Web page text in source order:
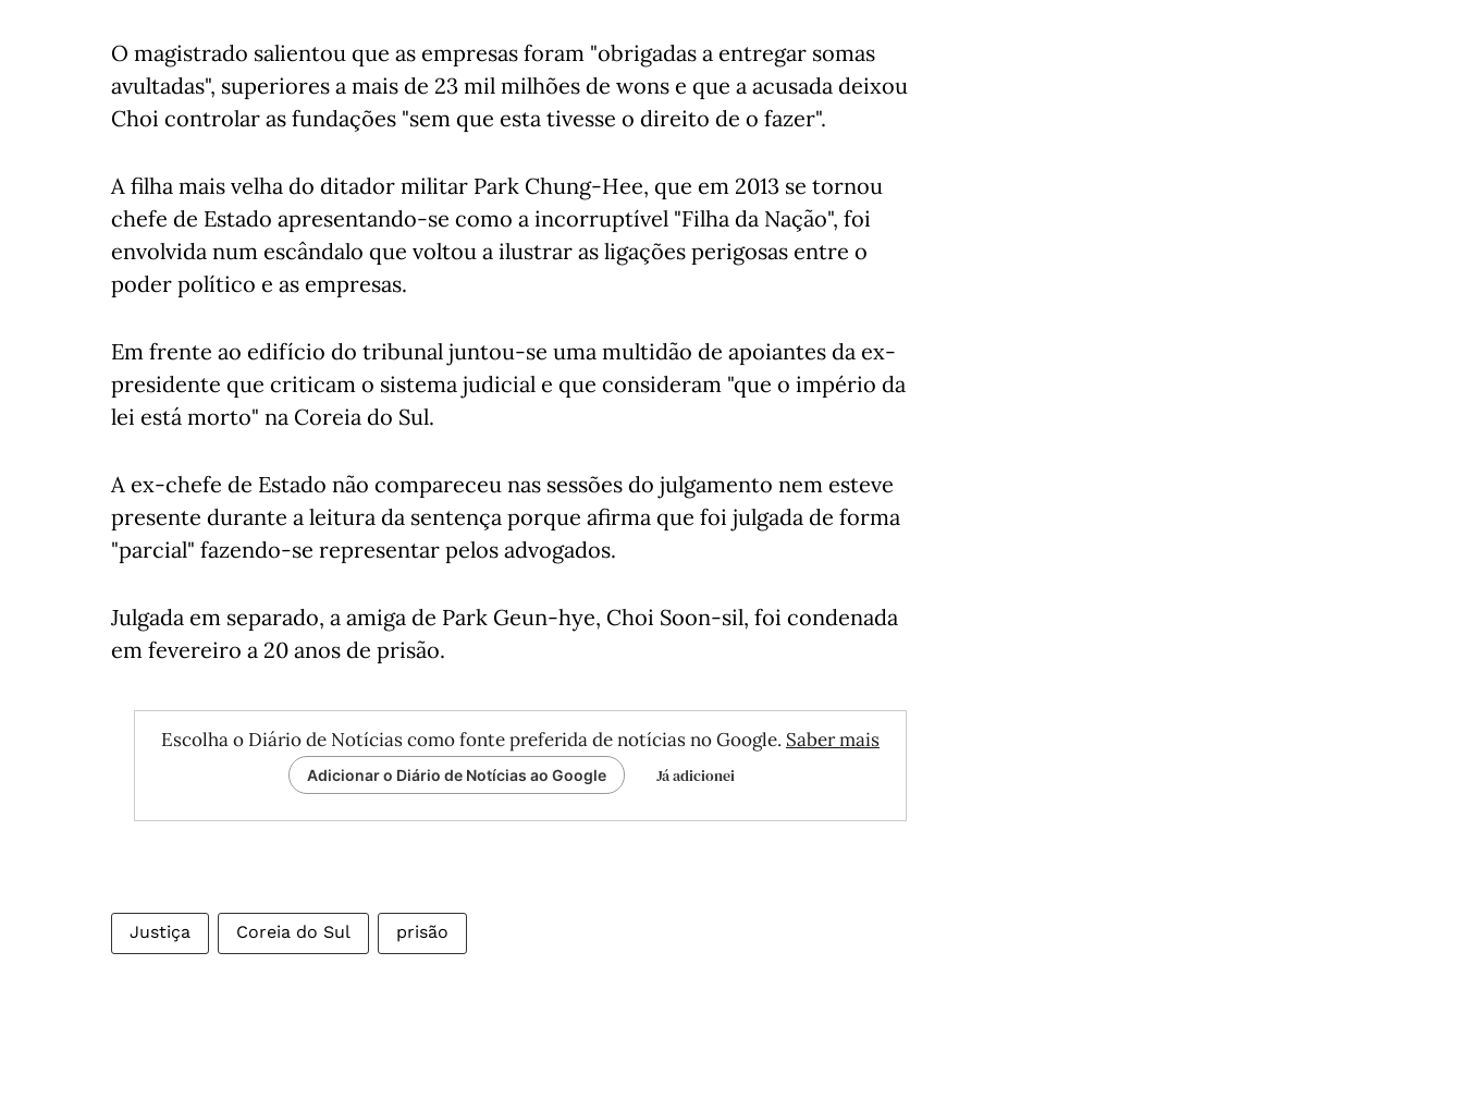
O magistrado salientou que as empresas foram "obrigadas a entregar somas
avultadas", superiores a mais de 23 mil milhões de wons e que a acusada deixou
Choi controlar as fundações "sem que esta tivesse o direito de o fazer".
A filha mais velha do ditador militar Park Chung-Hee, que em 2013 se tornou
chefe de Estado apresentando-se como a incorruptível "Filha da Nação", foi
envolvida num escândalo que voltou a ilustrar as ligações perigosas entre o
poder político e as empresas.
Em frente ao edifício do tribunal juntou-se uma multidão de apoiantes da ex-
presidente que criticam o sistema judicial e que consideram "que o império da
lei está morto" na Coreia do Sul.
A ex-chefe de Estado não compareceu nas sessões do julgamento nem esteve
presente durante a leitura da sentença porque afirma que foi julgada de forma
"parcial" fazendo-se representar pelos advogados.
Julgada em separado, a amiga de Park Geun-hye, Choi Soon-sil, foi condenada
em fevereiro a 20 anos de prisão.
Escolha o Diário de Notícias como fonte preferida de notícias no Google. Saber mais
Adicionar o Diário de Notícias ao Google Já adicionei
Justiça Coreia do Sul prisão